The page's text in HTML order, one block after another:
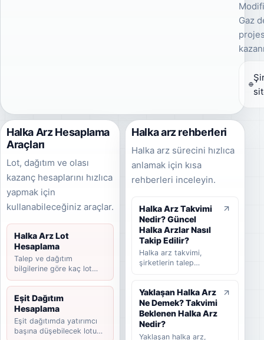
Gaz
Halka Arz Hesaplama
Araçları
Lot, dağıtım ve olası
kazanç hesaplarını hızlıca
yapmak için
kullanabileceğiniz araçlar.
Halka Arz Lot
Hesaplama
Talep ve dağıtım
bilgilerine göre kaç lot
düşebileceğini hesaplayın.
Eşit Dağıtım
Hesaplama
Eşit dağıtımda yatırımcı
başına düşebilecek lotu
Halka arz rehberleri
Halka arz sürecini hızlıca
anlamak için kısa
rehberleri inceleyin.
Halka Arz Takvimi
Nedir? Güncel
Halka Arzlar Nasıl
Takip Edilir?
Halka arz takvimi,
şirketlerin talep
dağıtım yöntemini,
beklenen ve
tamamlanan halka arz
süreçlerini takip
etmeye yardımcı olan
Yaklaşan Halka Arz
Ne Demek? Takvimi
Beklenen Halka Arz
Nedir?
Yaklaşan halka arz,